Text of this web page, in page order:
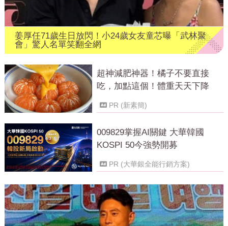
姜厚任71歲生日放閃！小24歲女友童芯曝「武林聚
會」驚人名單笑翻全網
超神減肥神器！橘子不要直接
吃，加點這個！體重天天下降
PR (新素簡)
009829掌握AI關鍵 大華韓國
KOSPI 50今強勢開募
PR (大華銀全能行銷方案)